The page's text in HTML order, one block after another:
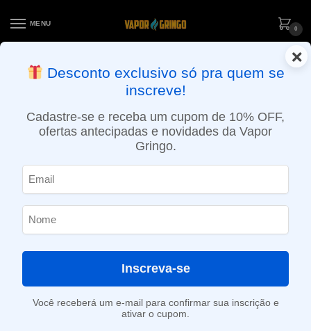
MENU
0
ENTREGA NO MESMO DIA EM SÃO PAULO (SEG A SEX): PEDIDOS
APROVADOS ATÉ 15:30 VIA MOTOBOY
×
Desconto exclusivo só pra quem se
inscreve!
Cadastre-se e receba um cupom de 10% OFF,
ofertas antecipadas e novidades da Vapor
Gringo.
Inscreva-se
Você receberá um e-mail para confirmar sua inscrição e
ativar o cupom.